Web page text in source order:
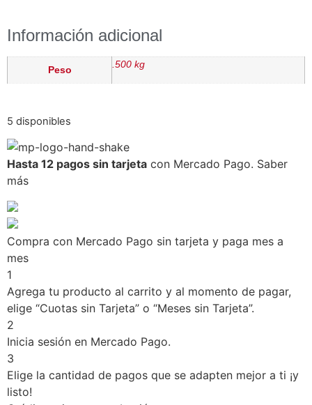
Información adicional
Peso .500 kg
5 disponibles
Hasta 12 pagos sin tarjeta con Mercado Pago. Saber
más
Compra con Mercado Pago sin tarjeta y paga mes a
mes
1
Agrega tu producto al carrito y al momento de pagar,
elige “Cuotas sin Tarjeta” o “Meses sin Tarjeta”.
2
Inicia sesión en Mercado Pago.
3
Elige la cantidad de pagos que se adapten mejor a ti ¡y
listo!